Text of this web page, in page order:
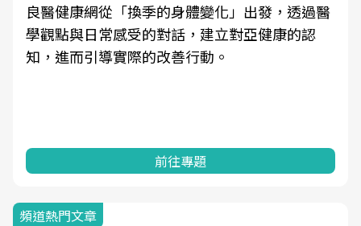
良醫健康網從「換季的身體變化」出發，透過醫
學觀點與日常感受的對話，建立對亞健康的認
知，進而引導實際的改善行動。
前往專題
頻道熱門文章